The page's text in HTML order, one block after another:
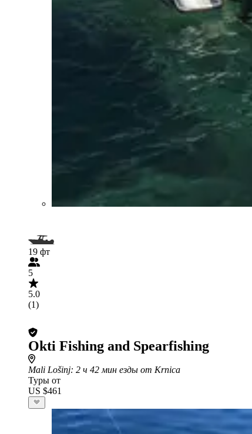
19 фт
5
5.0
(1)
Okti Fishing and Spearfishing
Mali Lošinj: 2 ч 42 мин езды от Krnica
Туры от
US $461